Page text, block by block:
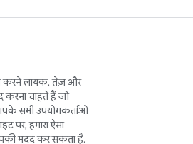
करने लायक, तेज़ और
करना चाहते हैं जो
सभी उपयोगकर्ताओं
पर, हमारा ऐसा
मदद कर सकता है.